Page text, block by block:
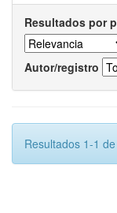
Resultados por
Autor/registro
Resultados 1-1